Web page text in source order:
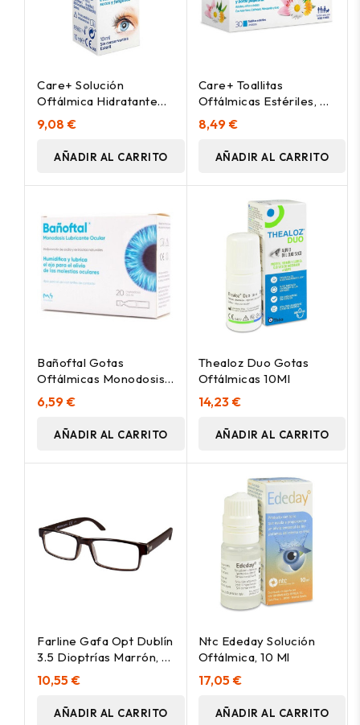
Care+ Solución
Oftálmica Hidratante
Forte 10Ml
9,08 €
AÑADIR AL CARRITO
Care+ Toallitas
Oftálmicas Estériles, 30
Uds
8,49 €
AÑADIR AL CARRITO
Bañoftal Gotas
Oftálmicas Monodosis,
20 Uds
6,59 €
AÑADIR AL CARRITO
Thealoz Duo Gotas
Oftálmicas 10Ml
14,23 €
AÑADIR AL CARRITO
Farline Gafa Opt Dublín
3.5 Dioptrías Marrón, 1
Unidad
10,55 €
AÑADIR AL CARRITO
Ntc Ededay Solución
Oftálmica, 10 Ml
17,05 €
AÑADIR AL CARRITO